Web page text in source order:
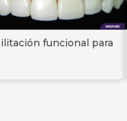
funcional para